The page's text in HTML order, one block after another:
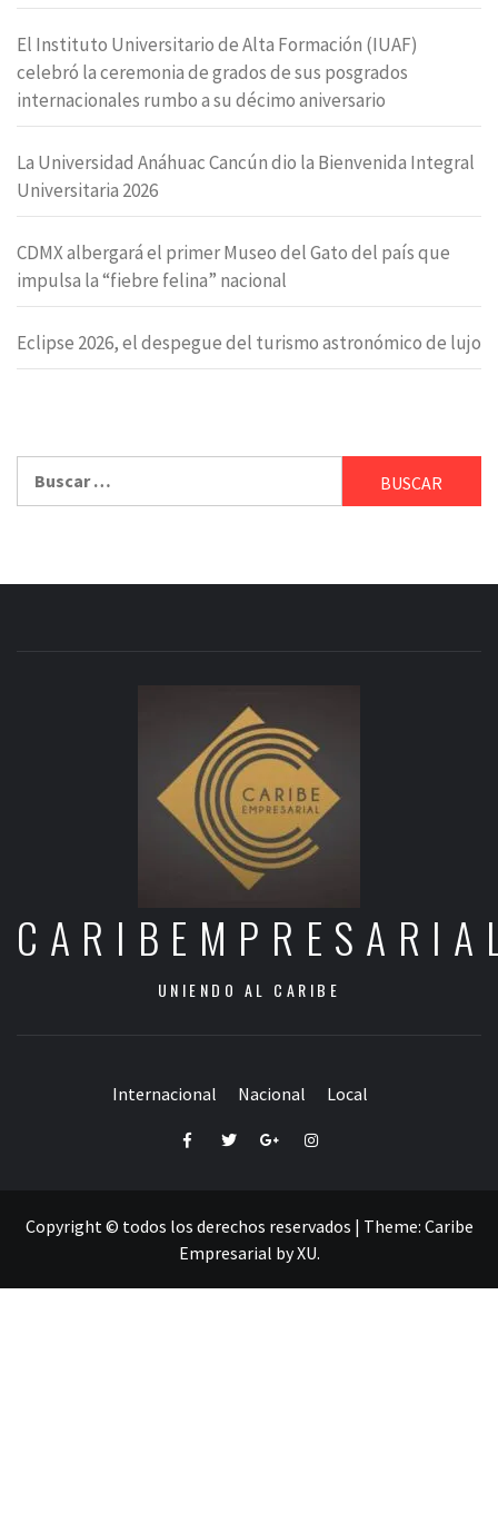
El Instituto Universitario de Alta Formación (IUAF)
celebró la ceremonia de grados de sus posgrados
internacionales rumbo a su décimo aniversario
La Universidad Anáhuac Cancún dio la Bienvenida Integral
Universitaria 2026
CDMX albergará el primer Museo del Gato del país que
impulsa la “fiebre felina” nacional
Eclipse 2026, el despegue del turismo astronómico de lujo
UNIENDO AL CARIBE
Internacional Nacional Local
FacebookTwitterGoogle+Instagram
Copyright © todos los derechos reservados | Theme: Caribe
Empresarial byXU.